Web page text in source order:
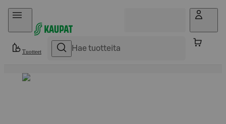
Hyppää sisältöön
Tuotteet